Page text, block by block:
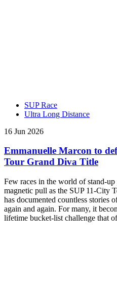
SUP Race
Ultra Long Distance
16 Jun 2026
Emmanuelle Marcon to
Tour Grand Diva Title
Few races in the world of stand-
magnetic pull as the SUP 11-City
has documented countless stories
again and again. For many, it
lifetime bucket-list challenge that